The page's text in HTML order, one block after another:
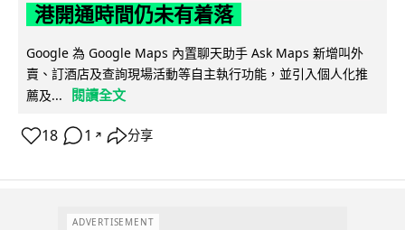
港開通時間仍未有着落
Google 為 Google Maps 內置聊天助手 Ask Maps 新增叫外
賣、訂酒店及查詢現場活動等自主執行功能，並引入個人化推
薦及...
閱讀全文
18 1 ↗ 分享
ADVERTISEMENT